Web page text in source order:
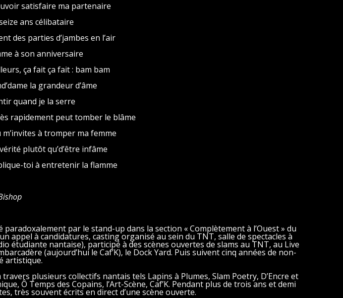
satisfaire ma partenaire
ans célibataire
des parties d’jambes en l’air
à son anniversaire
ça fait ça fait : bam bam
la grandeur d’âme
quand je la serre
rapidement peut tomber le blâme
m’invites à tromper ma femme
plutôt qu’d’être infâme
toi à entretenir la flamme
par le stand-up dans la section « Complètement à l’Ouest » du
appel à candidatures, casting organisé au sein du TNT, salle de spectacles à
étudiante nantaise), participé à des scènes ouvertes de slams au TNT, au Live
(aujourd’hui le Caf’K), le Dock Yard. Puis suivent cinq années de non-
artistique.
plusieurs collectifs nantais tels Lapins à Plumes, Slam Poetry, D’Encre et
Ô Temps des Copains, l’Art-Scène, Caf’K. Pendant plus de trois ans et demi
très souvent écrits en direct d’une scène ouverte.